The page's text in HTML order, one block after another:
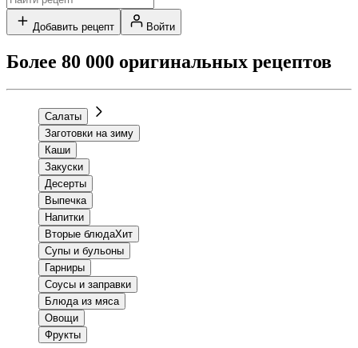
Добавить рецепт Войти
Более 80 000 оригинальных рецептов
Салаты
Заготовки на зиму
Каши
Закуски
Десерты
Выпечка
Напитки
Вторые блюдаХит
Супы и бульоны
Гарниры
Соусы и заправки
Блюда из мяса
Овощи
Фрукты